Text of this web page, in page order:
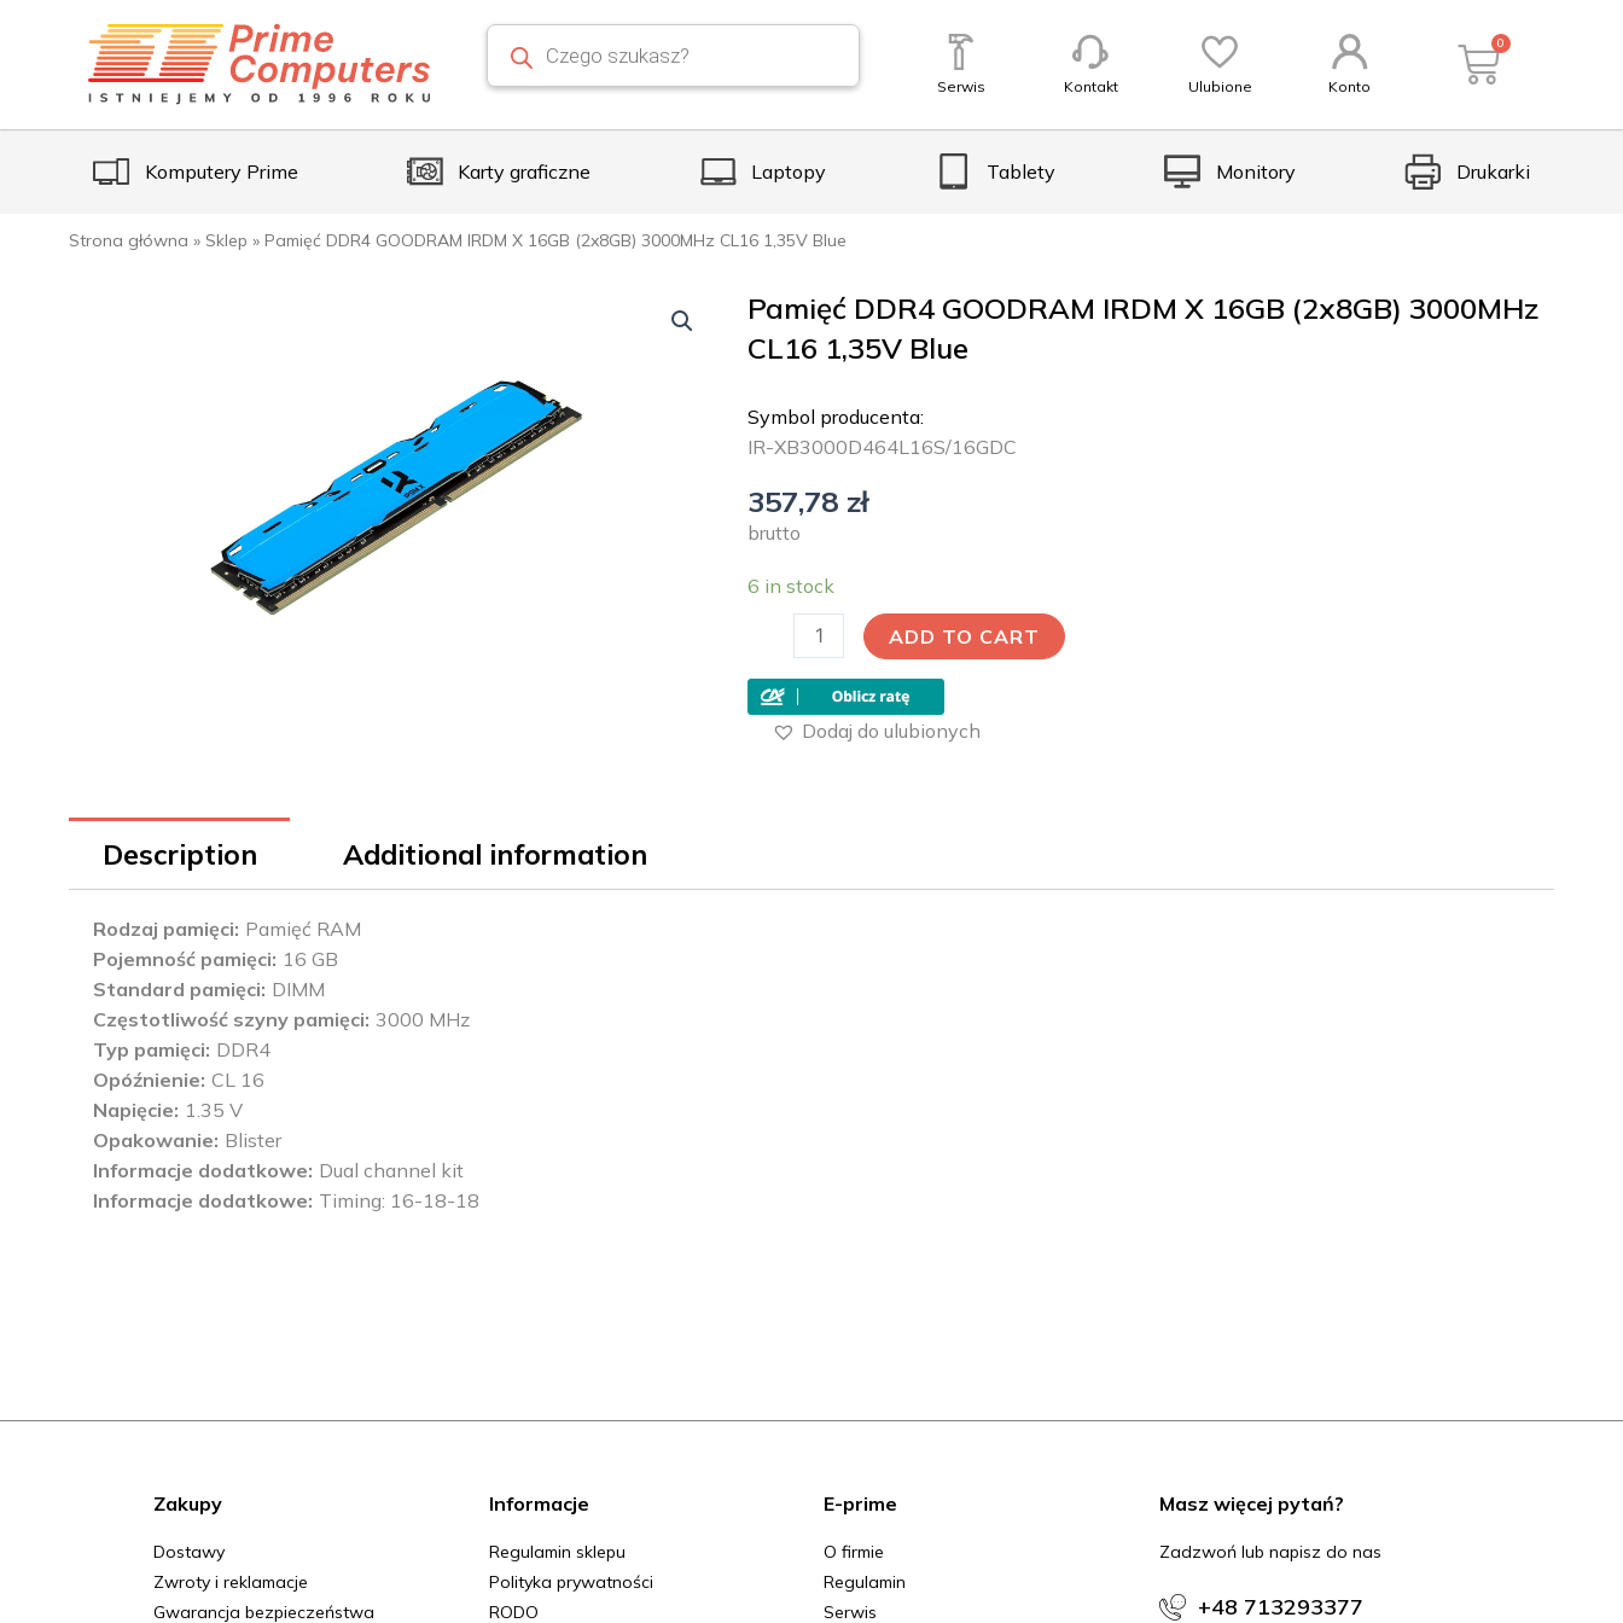
Serwis Kontakt Ulubione Konto
0
Komputery Prime Karty graficzne Laptopy Tablety Monitory Drukarki
Strona główna » Sklep » Pamięć DDR4 GOODRAM IRDM X 16GB (2x8GB) 3000MHz CL16 1,35V Blue
Pamięć DDR4 GOODRAM IRDM X 16GB (2x8GB) 3000MHz
CL16 1,35V Blue
Symbol producenta:
IR-XB3000D464L16S/16GDC
357,78 zł
brutto
6 in stock
ADD TO CART
Dodaj do ulubionych
Description Additional information
Rodzaj pamięci Pamięć RAM
Pojemność pamięci 16 GB
Standard pamięci DIMM
Częstotliwość szyny pamięci 3000 MHz
Typ pamięci DDR4
Opóźnienie CL 16
Napięcie 1.35 V
Opakowanie Blister
Informacje dodatkowe Dual channel kit
Informacje dodatkowe Timing: 16-18-18
Zakupy
Dostawy
Zwroty i reklamacje
Gwarancja bezpieczeństwa
Informacje
Regulamin sklepu
Polityka prywatności
RODO
E-prime
O firmie
Regulamin
Serwis
Masz więcej pytań?
Zadzwoń lub napisz do nas
+48 713293377